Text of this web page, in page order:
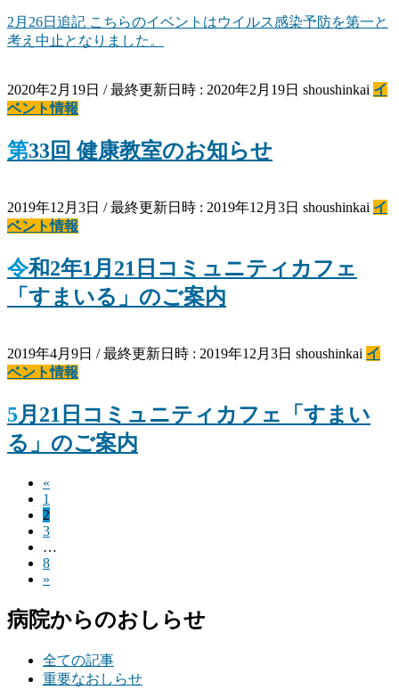
2月26日追記 こちらのイベントはウイルス感染予防を第一と
考え中止となりました。
2020年2月19日 / 最終更新日時 : 2020年2月19日 shoushinkai イ
ベント情報
第33回 健康教室のお知らせ
2019年12月3日 / 最終更新日時 : 2019年12月3日 shoushinkai イ
ベント情報
令和2年1月21日コミュニティカフェ
「すまいる」のご案内
2019年4月9日 / 最終更新日時 : 2019年12月3日 shoushinkai イ
ベント情報
5月21日コミュニティカフェ「すまい
る」のご案内
ー
ジ
«
固
定
ペ
ー
ジ
1
固
定
ペ
ー
ジ
2
固
定
ペ
ー
ジ
3
…
固
定
ー
8
»
病院からのおしらせ
全ての記事
重要なおしらせ